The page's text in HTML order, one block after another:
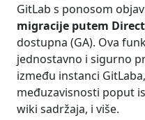
GitLab s ponosom
migracije putem
dostupna (GA). Ova
jednostavno i sigurno
između instanci
međuzavisnosti poput
wiki sadržaja, i više.